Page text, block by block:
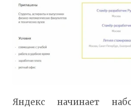
Яндекс начинает